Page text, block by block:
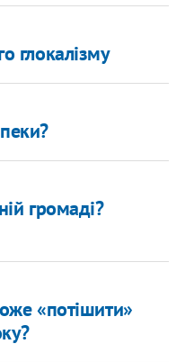
глокалізму
громаді?
«потішити»